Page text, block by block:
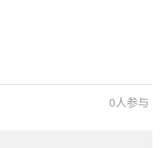
0人参与